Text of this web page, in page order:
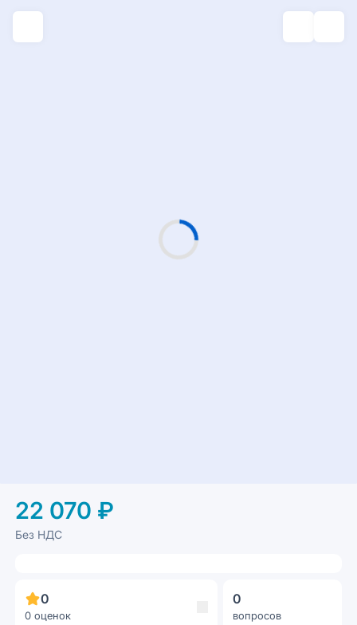
22 070 ₽
Без НДС
0
0 оценок
0
вопросов